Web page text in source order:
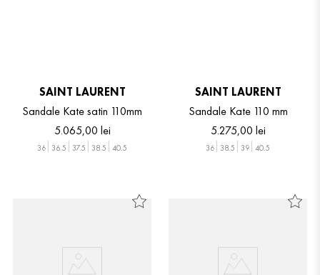
SAINT LAURENT
Sandale Kate satin 110mm
5.065,00 lei
36 36.5 37.5 38.5 40.5
SAINT LAURENT
Sandale Kate 110 mm
5.275,00 lei
36 38.5 39 40.5